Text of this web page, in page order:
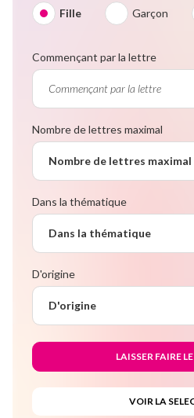
Fille Garçon
Commençant par la lettre
Nombre de lettres maximal
Nombre de lettres maximal
Dans la thématique
Dans la thématique
D'origine
D'origine